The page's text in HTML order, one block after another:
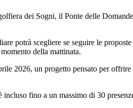
dei Sogni, il Ponte delle
potrà scegliere se seguire le
della mattinata.
2026, un progetto pensato per
fino a un massimo di 30